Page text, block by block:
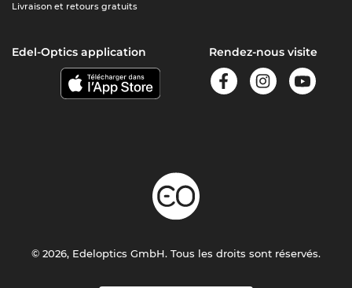
Livraison et retours gratuits
Edel-Optics application Rendez-nous visite
© 2026, Edeloptics GmbH. Tous les droits sont réservés.